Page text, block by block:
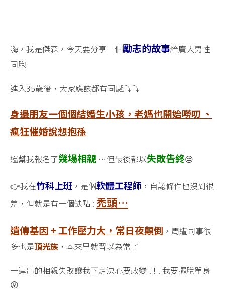
嗨，我是傑森，今天要分享一個勵志的故事給廣大男性
同胞
進入35歲後，大家應該都有同感⤵️⤵️
身邊朋友一個個結婚生小孩，老媽也開始嘮叨 、
瘋狂催婚說想抱孫
還幫我報名了幾場相親 …但最後都以失敗告終😔
👉我在竹科上班 ，是個軟體工程師 ，自認條件也沒到很
差，但就是有一個缺點 : 禿頭…
遺傳基因 + 工作壓力大，常日夜顛倒 ，周遭同事很
多也是頂光族 ，本來早就習以為常了
一連串的相親失敗讓我下定決心要改變 ! ! ! 我要擺脫單身
😡